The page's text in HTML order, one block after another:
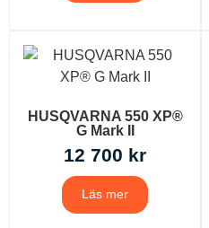
HUSQVARNA 550 XP®
G Mark II
12 700 kr
Läs mer